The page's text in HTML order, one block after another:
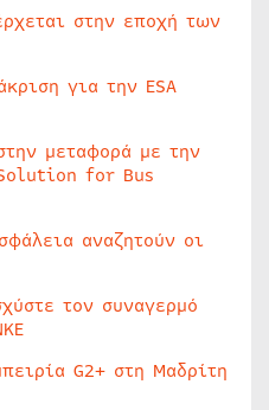
στην εποχή των
για την ESA
μεταφορά με την
for Bus
αναζητούν οι
τον συναγερμό
G2+ στη Μαδρίτη